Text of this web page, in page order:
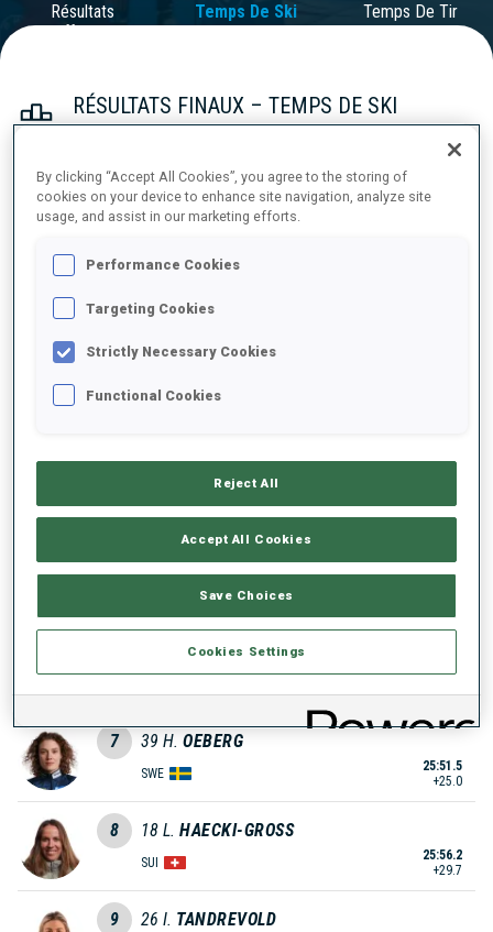
Résultats
Officiels
Temps De Ski Temps De Tir
RÉSULTATS FINAUX – TEMPS DE SKI
1 45 F. PREUSS
OEBERG
HERRMANN-WICK
GER
+15.1
5 15 R. FEMSTEINEVIK
ECKHOFF
25:49.1
+22.6
7 39 H. OEBERG
SWE
25:51.5
+25.0
8 18 L. HAECKI-GROSS
SUI
25:56.2
+29.7
9 26 I. TANDREVOLD
By clicking “Accept All Cookies”, you agree to the storing of
cookies on your device to enhance site navigation, analyze site
usage, and assist in our marketing efforts.
Performance Cookies
Targeting Cookies
Strictly Necessary Cookies
Functional Cookies
Reject All
Accept All Cookies
Save Choices
Cookies Settings